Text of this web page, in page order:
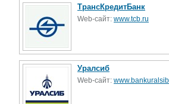
ТрансКредитБанк
Web-сайт: www.tcb.ru
Уралсиб
Web-сайт: